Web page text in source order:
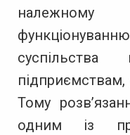
належному
підприємствам,
Тому
одним із